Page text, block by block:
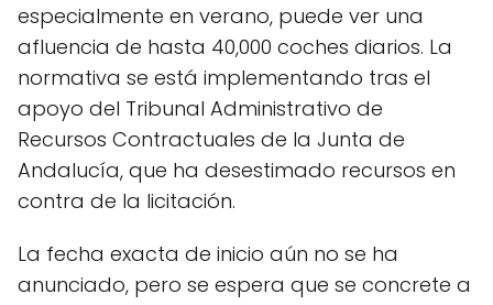
especialmente en verano, puede ver una
afluencia de hasta 40,000 coches diarios. La
normativa se está implementando tras el
apoyo del Tribunal Administrativo de
Recursos Contractuales de la Junta de
Andalucía, que ha desestimado recursos en
contra de la licitación.
La fecha exacta de inicio aún no se ha
anunciado, pero se espera que se concrete a